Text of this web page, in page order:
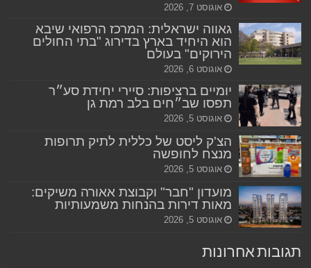
אוגוסט 7, 2026
גאווה ישראלית: המרכז הרפואי שיבא
הוא היחיד בארץ בדירוג "בתי החולים
הירוקים" בעולם
אוגוסט 6, 2026
יומיים ברציפות: סיירי יחידת סע״ר
תפסו שב״חים בלב רמת גן
אוגוסט 5, 2026
הצ'ק ליסט של כללית לתיק תרופות
מנצח לחופשה
אוגוסט 5, 2026
מועדון "חבר" וקבוצת אאורה משיקים:
מאות דירות בהנחות משמעותיות
אוגוסט 5, 2026
תגובות אחרונות